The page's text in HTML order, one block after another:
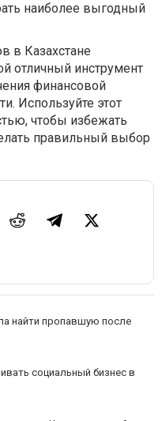
наиболее выгодный
в Казахстане
отличный инструмент
финансовой
Используйте этот
чтобы избежать
правильный выбор
найти пропавшую после
социальный бизнес в